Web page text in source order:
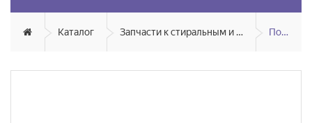
Каталог Запчасти к стиральным и посудомоечным машинам Помошница